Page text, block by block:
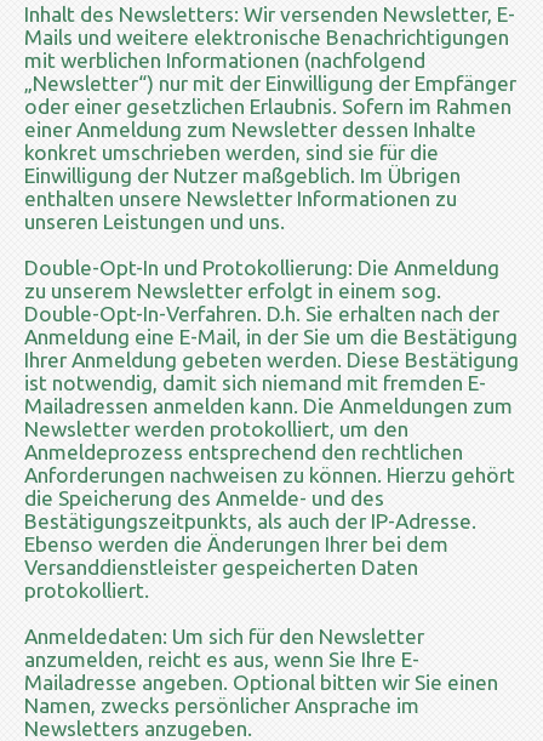
Inhalt des Newsletters: Wir versenden Newsletter, E-
Mails und weitere elektronische Benachrichtigungen
mit werblichen Informationen (nachfolgend
„Newsletter“) nur mit der Einwilligung der Empfänger
oder einer gesetzlichen Erlaubnis. Sofern im Rahmen
einer Anmeldung zum Newsletter dessen Inhalte
konkret umschrieben werden, sind sie für die
Einwilligung der Nutzer maßgeblich. Im Übrigen
enthalten unsere Newsletter Informationen zu
unseren Leistungen und uns.
Double-Opt-In und Protokollierung: Die Anmeldung
zu unserem Newsletter erfolgt in einem sog.
Double-Opt-In-Verfahren. D.h. Sie erhalten nach der
Anmeldung eine E-Mail, in der Sie um die Bestätigung
Ihrer Anmeldung gebeten werden. Diese Bestätigung
ist notwendig, damit sich niemand mit fremden E-
Mailadressen anmelden kann. Die Anmeldungen zum
Newsletter werden protokolliert, um den
Anmeldeprozess entsprechend den rechtlichen
Anforderungen nachweisen zu können. Hierzu gehört
die Speicherung des Anmelde- und des
Bestätigungszeitpunkts, als auch der IP-Adresse.
Ebenso werden die Änderungen Ihrer bei dem
Versanddienstleister gespeicherten Daten
protokolliert.
Anmeldedaten: Um sich für den Newsletter
anzumelden, reicht es aus, wenn Sie Ihre E-
Mailadresse angeben. Optional bitten wir Sie einen
Namen, zwecks persönlicher Ansprache im
Newsletters anzugeben.